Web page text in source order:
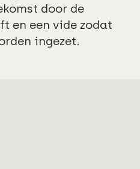
door de
en een vide zodat
ingezet.